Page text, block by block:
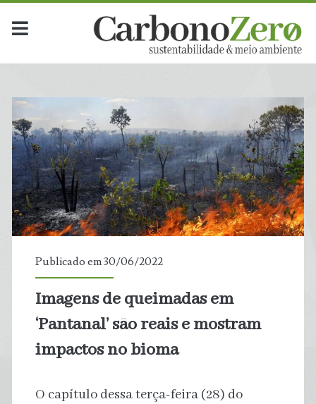
Publicado em 30/06/2022
Imagens de queimadas em
‘Pantanal’ são reais e mostram
impactos no bioma
O capítulo dessa terça-feira (28) do